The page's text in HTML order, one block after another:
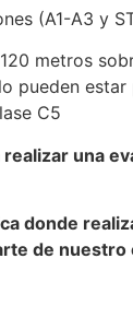
(A1-A3 y
metros
pueden
C5
una
donde
de nuestro